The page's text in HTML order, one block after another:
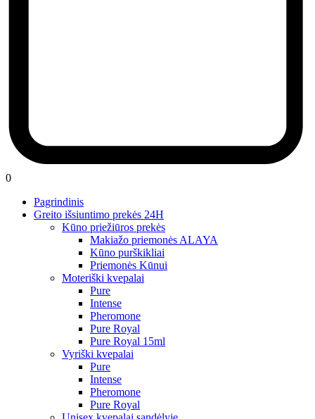
0
Pagrindinis
Greito išsiuntimo prekės 24H
Kūno priežiūros prekės
Makiažo priemonės ALAYA
Kūno purškikliai
Priemonės Kūnui
Moteriški kvepalai
Pure
Intense
Pheromone
Pure Royal
Pure Royal 15ml
Vyriški kvepalai
Pure
Intense
Pheromone
Pure Royal